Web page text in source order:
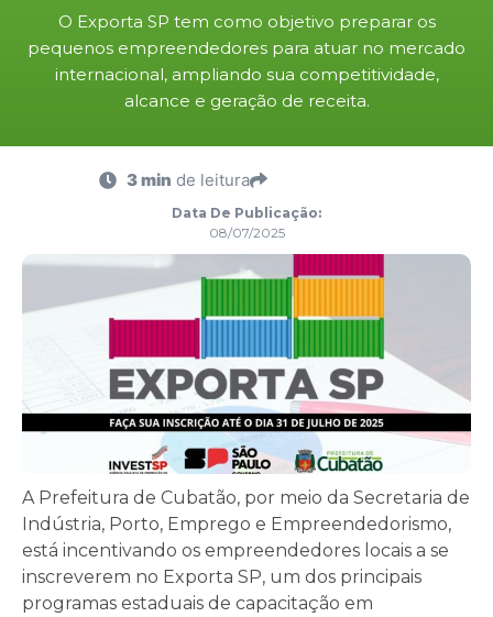
O Exporta SP tem como objetivo preparar os
pequenos empreendedores para atuar no mercado
internacional, ampliando sua competitividade,
alcance e geração de receita.
3 min de leitura
Data De Publicação:
08/07/2025
A Prefeitura de Cubatão, por meio da Secretaria de
Indústria, Porto, Emprego e Empreendedorismo,
está incentivando os empreendedores locais a se
inscreverem no Exporta SP, um dos principais
programas estaduais de capacitação em